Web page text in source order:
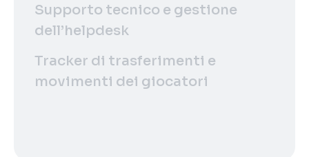
Supporto tecnico e gestione
dell’helpdesk
Tracker di trasferimenti e
movimenti dei giocatori